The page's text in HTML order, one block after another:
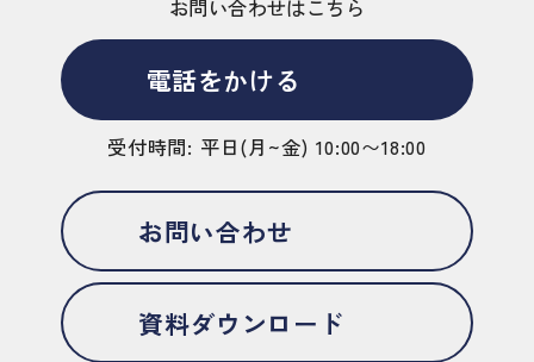
お問い合わせはこちら
電話をかける
受付時間: 平日(月~金) 10:00〜18:00
お問い合わせ
資料ダウンロード